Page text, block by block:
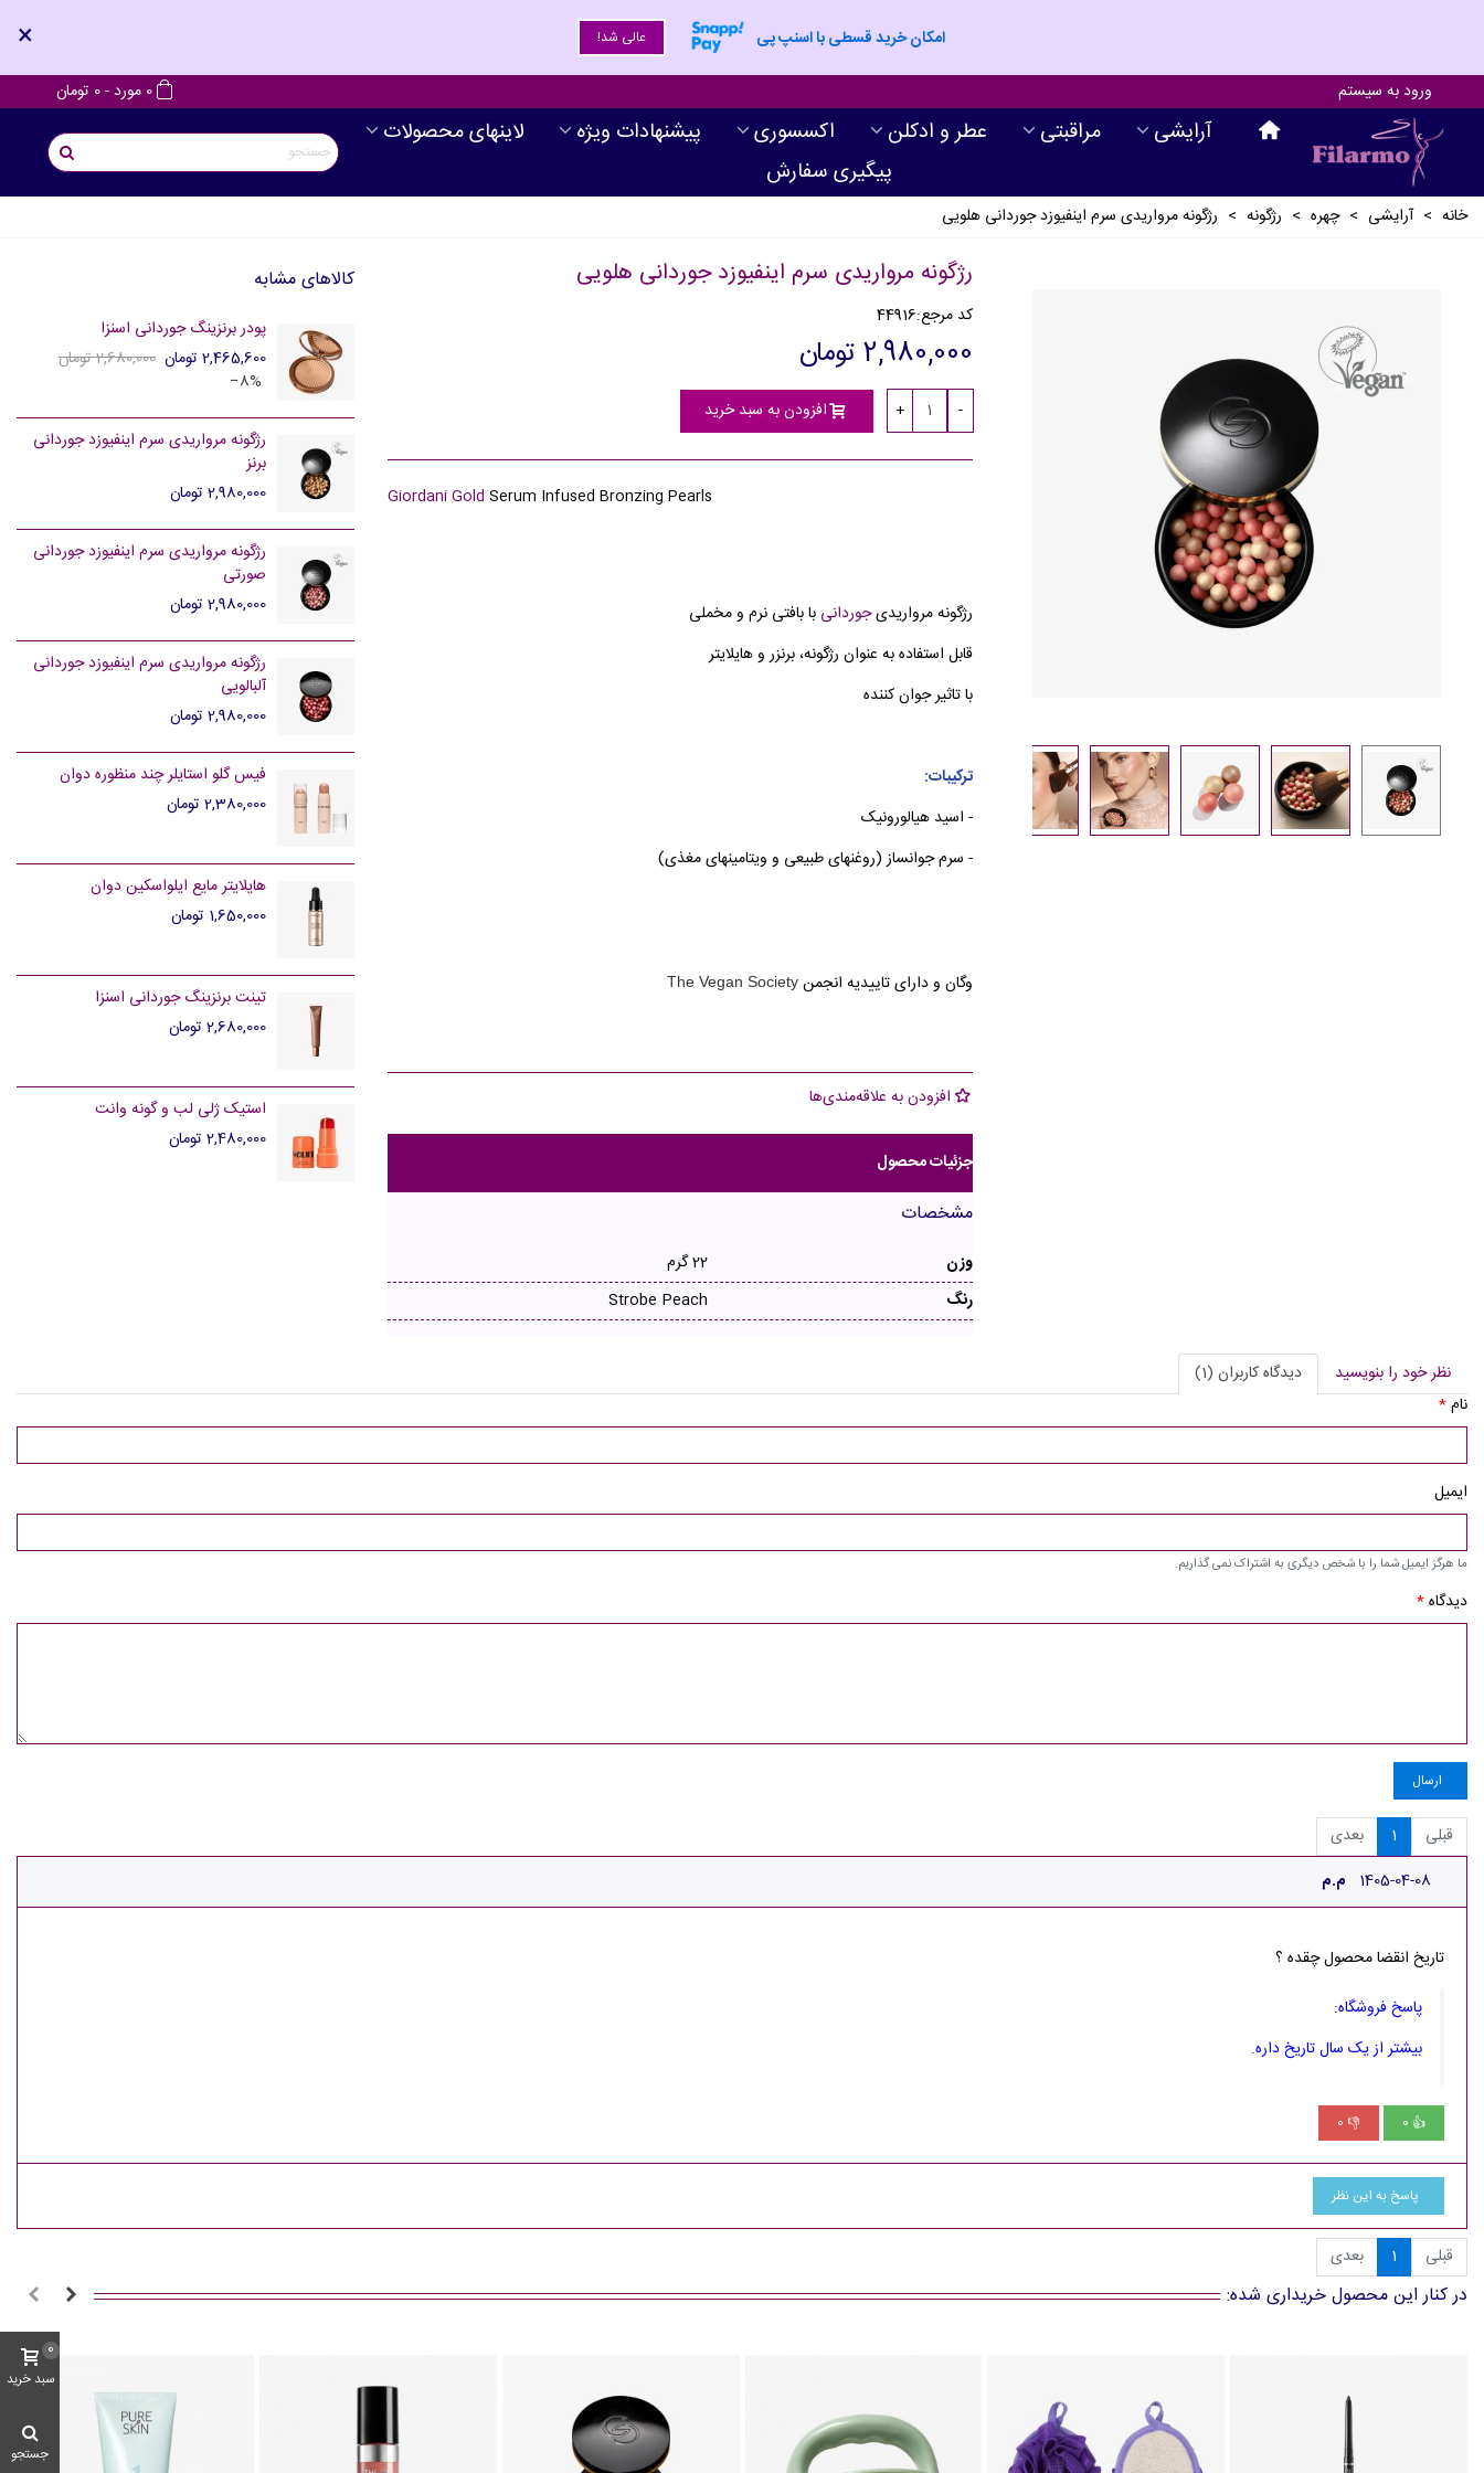
امکان خرید قسطی با اسنپ پی عالی شد! ×
ورود به سیستم 0 مورد-0 تومان
آرايشی مراقبتی عطر و ادکلن اکسسوری پیشنهادات ویژه
لاینهای محصولات
پیگیری سفارش
خانه > آرايشی > چهره > رژگونه > رژگونه مرواریدی سرم اینفیوزد جوردانی هلویی
رژگونه مرواریدی سرم اینفیوزد جوردانی هلویی
کد مرجع:44916
2,980,000 تومان
-
+ افزودن به سبد خرید
Giordani Gold Serum Infused Bronzing Pearls
رژگونه مرواریدیجوردانی با بافتی نرم و مخملی
قابل استفاده به عنوان رژگونه، برنزر و هایلایتر
با تاثیر جوان کننده
ترکیبات:
- اسید هیالورونیک
- سرم جوانساز (روغنهای طبیعی و ویتامینهای مغذی)
وگان و دارای تاییدیه انجمن The Vegan Society
افزودن به علاقه‌مندی‌ها
جزئیات محصول
مشخصات
وزن
22 گرم
رنگ
Strobe Peach
کالاهای مشابه
پودر برنزینگ جوردانی اسنزا
2,465,600 تومان
2,680,000 تومان
‎−8%
رژگونه مرواریدی سرم اینفیوزد جوردانی
برنز
2,980,000 تومان
رژگونه مرواریدی سرم اینفیوزد جوردانی
صورتی
2,980,000 تومان
رژگونه مرواریدی سرم اینفیوزد جوردانی
آلبالویی
2,980,000 تومان
فیس گلو استایلر چند منظوره دوان
2,380,000 تومان
هایلایتر مایع ایلواسکین دوان
1,650,000 تومان
تینت برنزینگ جوردانی اسنزا
2,680,000 تومان
استیک ژلی لب و گونه وانت
2,480,000 تومان
نظر خود را بنویسید
دیدگاه کاربران (1)
نام*
ایمیل
ما هرگز ایمیل شما را با شخص دیگری به اشتراک نمی گذاریم.
دیدگاه*
ارسال
قبلی 1
بعدی
م.م 1405-04-08
تاریخ انقضا محصول چقده ؟
پاسخ فروشگاه:
بیشتر از یک سال تاریخ داره.
👍
0
👎
0
پاسخ به این نظر
قبلی 1 بعدی
در کنار این محصول خریداری شده:
سبد خرید
0
جستجو